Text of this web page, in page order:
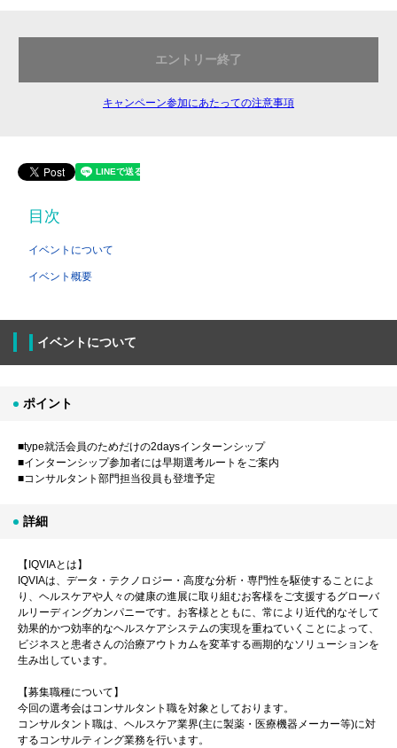
エントリー終了
キャンペーン参加にあたっての注意事項
目次
イベントについて
イベント概要
イベントについて
ポイント
■type就活会員のためだけの2daysインターンシップ
■インターンシップ参加者には早期選考ルートをご案内
■コンサルタント部門担当役員も登壇予定
詳細
【IQVIAとは】
IQVIAは、データ・テクノロジー・高度な分析・専門性を駆使することによ
り、ヘルスケアや人々の健康の進展に取り組むお客様をご支援するグローバ
ルリーディングカンパニーです。お客様とともに、常により近代的なそして
効果的かつ効率的なヘルスケアシステムの実現を重ねていくことによって、
ビジネスと患者さんの治療アウトカムを変革する画期的なソリューションを
生み出しています。
【募集職種について】
今回の選考会はコンサルタント職を対象としております。
コンサルタント職は、ヘルスケア業界(主に製薬・医療機器メーカー等)に対
するコンサルティング業務を行います。